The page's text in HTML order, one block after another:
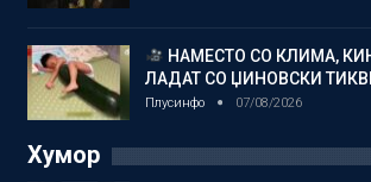
НАМЕСТО СО КЛИМА,
ЛАДАТ СО ЏИНОВСКИ
Плусинфо 07/08/2026
Хумор